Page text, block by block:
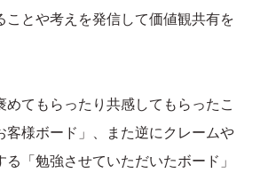
ことや考えを発信して価値観共有を
めてもらったり共感してもらったこ
客様ボード」、また逆にクレームや
る「勉強させていただいたボード」